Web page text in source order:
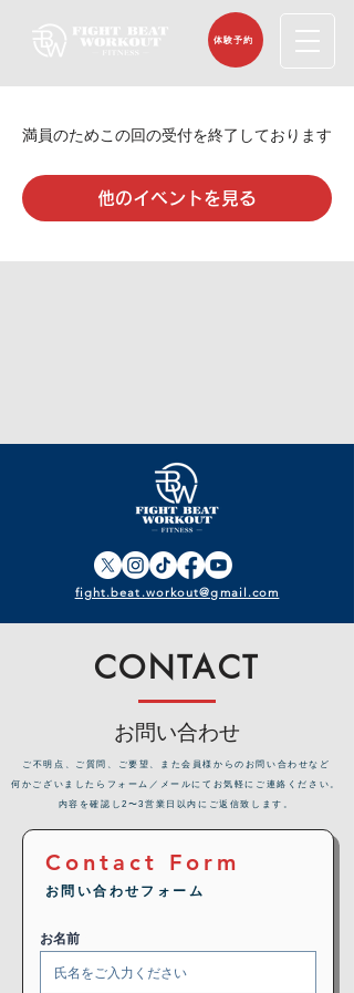
体験予約
満員のためこの回の受付を終了しております
他のイベントを見る
fight.beat.workout@gmail.com
CONTACT
お問い合わせ
​ご不明点、ご質問、ご要望、また会員様からのお問い合わせなど
何かございましたらフォーム／メールにてお気軽にご連絡ください。
内容を確認し2〜3営業日以内にご返信致します。
Contact Form
お問い合わせフォーム
お名前